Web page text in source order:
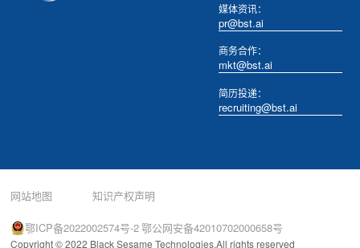
媒体资讯：
pr@bst.ai
商务合作：
mkt@bst.ai
简历投递：
recruiting@bst.ai
网站地图 知识产权声明
鄂ICP备2022002574号-2鄂公网安备42010702000658号
Copyright © 2022 Black Sesame Technologies.All rights reserved